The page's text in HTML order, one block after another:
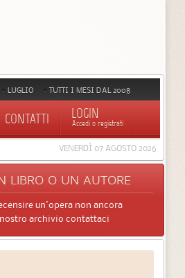
LUGLIO TUTTI I MESI DAL 2008
CONTATTI LOGIN
Accedi o registrati
VENERDÌ 07 AGOSTO 2026
LIBRO O UN AUTORE
un'opera non ancora
archivio contattaci